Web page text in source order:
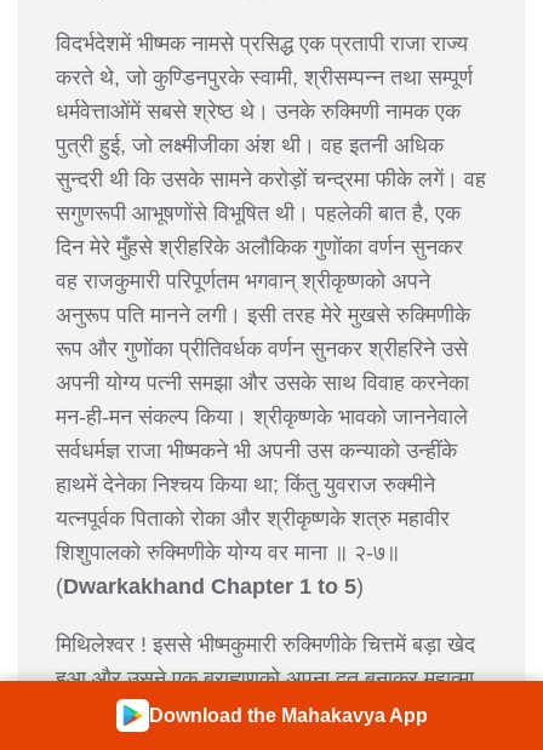
विदर्भदेशमें भीष्मक नामसे प्रसिद्ध एक प्रतापी राजा राज्य
करते थे, जो कुण्डिनपुरके स्वामी, श्रीसम्पन्न तथा सम्पूर्ण
धर्मवेत्ताओंमें सबसे श्रेष्ठ थे। उनके रुक्मिणी नामक एक
पुत्री हुई, जो लक्ष्मीजीका अंश थी। वह इतनी अधिक
सुन्दरी थी कि उसके सामने करोड़ों चन्द्रमा फीके लगें। वह
सगुणरूपी आभूषणोंसे विभूषित थी। पहलेकी बात है, एक
दिन मेरे मुँहसे श्रीहरिके अलौकिक गुणोंका वर्णन सुनकर
वह राजकुमारी परिपूर्णतम भगवान् श्रीकृष्णको अपने
अनुरूप पति मानने लगी। इसी तरह मेरे मुखसे रुक्मिणीके
रूप और गुणोंका प्रीतिवर्धक वर्णन सुनकर श्रीहरिने उसे
अपनी योग्य पत्नी समझा और उसके साथ विवाह करनेका
मन-ही-मन संकल्प किया। श्रीकृष्णके भावको जाननेवाले
सर्वधर्मज्ञ राजा भीष्मकने भी अपनी उस कन्याको उन्हींके
हाथमें देनेका निश्चय किया था; किंतु युवराज रुक्मीने
यत्नपूर्वक पिताको रोका और श्रीकृष्णके शत्रु महावीर
शिशुपालको रुक्मिणीके योग्य वर माना ॥ २-७॥
(Dwarkakhand Chapter 1 to 5)
मिथिलेश्वर ! इससे भीष्मकुमारी रुक्मिणीके चित्तमें बड़ा खेद
हुआ और उसने एक ब्राह्मणको अपना दूत बनाकर महात्मा
श्रीकृष्णके पास भेजा। ब्राह्मणदेवता जब दिव्य द्वारकापुरीमें
Download the Mahakavya App